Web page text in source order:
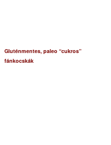
Gluténmentes, paleo “cukros”
fánkocskák